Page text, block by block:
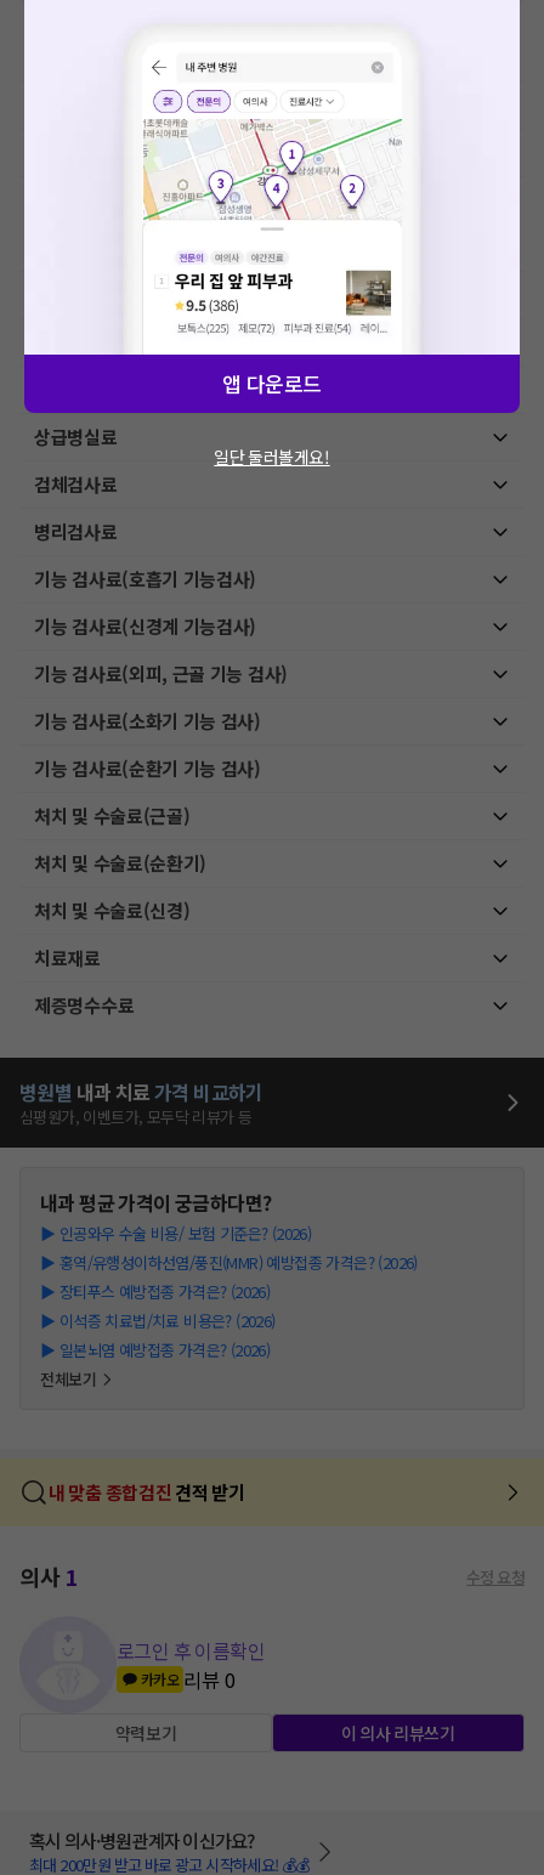
초음파 검사료(기본초음파)
초음파 검사료(진단초음파)
초음파 검사료(유도 초음파)
상급병실료
검체검사료
병리검사료
기능 검사료(호흡기 기능검사)
기능 검사료(신경계 기능검사)
기능 검사료(외피, 근골 기능 검사)
기능 검사료(소화기 기능 검사)
기능 검사료(순환기 기능 검사)
처치 및 수술료(근골)
처치 및 수술료(순환기)
처치 및 수술료(신경)
치료재료
제증명수수료
병원별 내과 치료가격 비교하기
심평원가, 이벤트가, 모두닥 리뷰가 등
내과평균 가격이 궁금하다면?
▶ 인공와우 수술 비용/ 보험 기준은? (2026)
▶ 홍역/유행성이하선염/풍진(MMR) 예방접종 가격은? (2026)
▶ 장티푸스 예방접종 가격은? (2026)
▶ 이석증 치료법/치료 비용은? (2026)
▶ 일본뇌염 예방접종 가격은? (2026)
전체보기
내 맞춤 종합검진 견적 받기
의사1 수정 요청
로그인 후 이름확인
카카오 리뷰0
약력보기 이 의사 리뷰쓰기
혹시 의사·병원관계자 이신가요?
최대 200만원 받고 바로 광고 시작하세요! 💰💰
앱 다운로드
일단 둘러볼게요!